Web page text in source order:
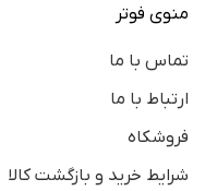
منوی فوتر
تماس با ما
ارتباط با ما
فروشکاه
شرایط خرید و بازگشت کالا